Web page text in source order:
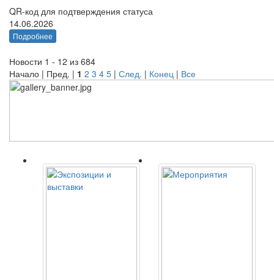
QR-код для подтверждения статуса
14.06.2026
Подробнее
Новости 1 - 12 из 684
Начало | Пред. | 1 2 3 4 5 | След. | Конец | Все